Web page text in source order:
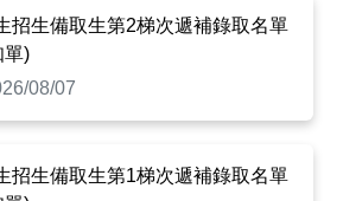
招生備取生第2梯次遞補錄取名單
單)
08/07
招生備取生第1梯次遞補錄取名單